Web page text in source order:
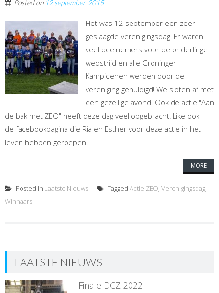
Posted on 12 september, 2015
Het was 12 september een zeer
geslaagde verenigingsdag! Er waren
veel deelnemers voor de onderlinge
wedstrijd en alle Groninger
Kampioenen werden door de
vereniging gehuldigd! We sloten af met
een gezellige avond. Ook de actie "Aan
de bak met ZEO" heeft deze dag veel opgebracht! Like ook
de facebookpagina die Ria en Esther voor deze actie in het
leven hebben geroepen!
MORE
Posted in Laatste Nieuws Tagged Actie ZEO, Verenigingsdag,
Winnaars
LAATSTE NIEUWS
Finale DCZ 2022